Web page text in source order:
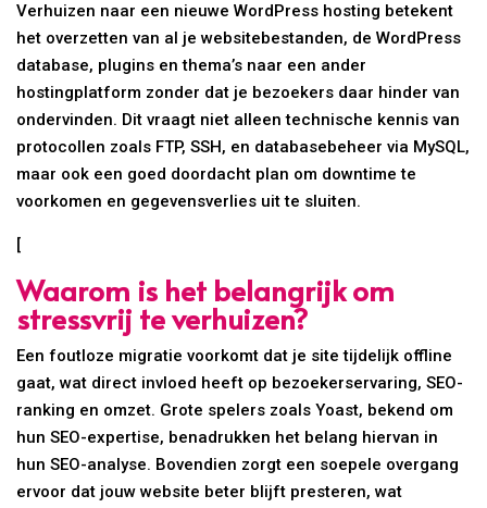
Verhuizen naar een nieuwe WordPress hosting betekent
het overzetten van al je websitebestanden, de WordPress
database, plugins en thema’s naar een ander
hostingplatform zonder dat je bezoekers daar hinder van
ondervinden. Dit vraagt niet alleen technische kennis van
protocollen zoals FTP, SSH, en databasebeheer via MySQL,
maar ook een goed doordacht plan om downtime te
voorkomen en gegevensverlies uit te sluiten.
[
Waarom is het belangrijk om
stressvrij te verhuizen?
Een foutloze migratie voorkomt dat je site tijdelijk offline
gaat, wat direct invloed heeft op bezoekerservaring, SEO-
ranking en omzet. Grote spelers zoals Yoast, bekend om
hun SEO-expertise, benadrukken het belang hiervan in
hun SEO-analyse. Bovendien zorgt een soepele overgang
ervoor dat jouw website beter blijft presteren, wat